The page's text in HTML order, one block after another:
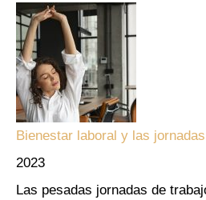
Bienestar laboral y las
2023
Las pesadas jornadas de